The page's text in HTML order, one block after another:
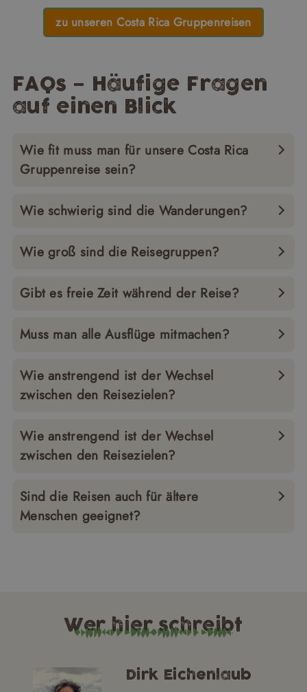
zu unseren Costa Rica Gruppenreisen
FAQs – Häufige Fragen
auf einen Blick
Wie fit muss man für unsere Costa Rica
Gruppenreise sein?
Wie schwierig sind die Wanderungen?
Wie groß sind die Reisegruppen?
Gibt es freie Zeit während der Reise?
Muss man alle Ausflüge mitmachen?
Wie anstrengend ist der Wechsel
zwischen den Reisezielen?
Wie anstrengend ist der Wechsel
zwischen den Reisezielen?
Sind die Reisen auch für ältere
Menschen geeignet?
Wer hier schreibt
Dirk Eichenlaub